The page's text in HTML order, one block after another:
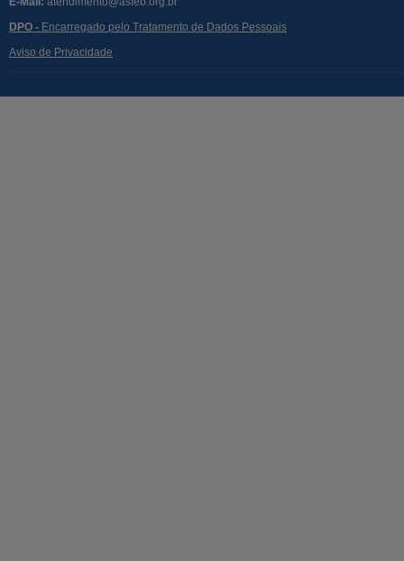
DPO - Encarregado pelo Tratamento de Dados Pessoais
Aviso de Privacidade